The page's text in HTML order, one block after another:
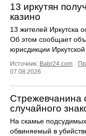
13 иркутян
казино
13 жителей Иркутска
Об этом сообщает
юрисдикции Иркутской
Источник: Babr24.com.
07.08.2026
Стрежевчанина
случайного
На скамье
обвиняемый в